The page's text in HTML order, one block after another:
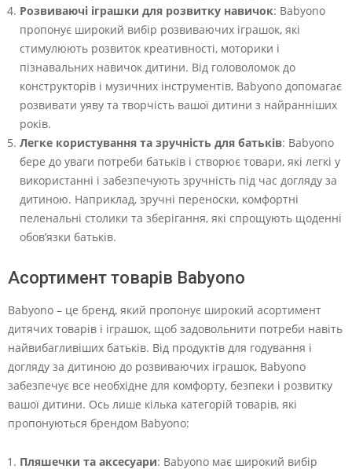
Розвиваючі іграшки для розвитку навичок: Babyono
пропонує широкий вибір розвиваючих іграшок, які
стимулюють розвиток креативності, моторики і
пізнавальних навичок дитини. Від головоломок до
конструкторів і музичних інструментів, Babyono допомагає
розвивати уяву та творчість вашої дитини з найранніших
років.
Легке користування та зручність для батьків: Babyono
бере до уваги потреби батьків і створює товари, які легкі у
використанні і забезпечують зручність під час догляду за
дитиною. Наприклад, зручні переноски, комфортні
пеленальні столики та зберігання, які спрощують щоденні
обов’язки батьків.
Асортимент товарів Babyono
Babyono – це бренд, який пропонує широкий асортимент
дитячих товарів і іграшок, щоб задовольнити потреби навіть
найвибагливіших батьків. Від продуктів для годування і
догляду за дитиною до розвиваючих іграшок, Babyono
забезпечує все необхідне для комфорту, безпеки і розвитку
вашої дитини. Ось лише кілька категорій товарів, які
пропонуються брендом Babyono:
Пляшечки та аксесуари: Babyono має широкий вибір